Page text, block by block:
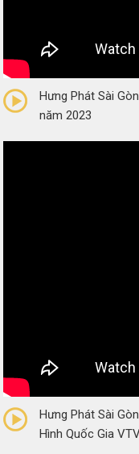
(0 Reviews)
Hưng Phát Sài
năm 2023
(0 Reviews)
Hưng Phát Sài
Hình Quốc Gia